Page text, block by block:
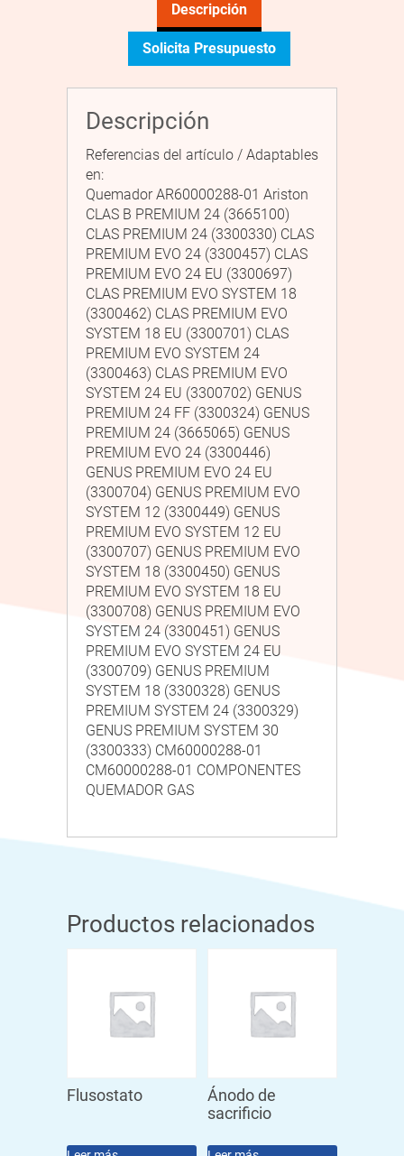
Descripción
Solicita Presupuesto
Descripción
Referencias del artículo / Adaptables
en:
Quemador AR60000288-01 Ariston
CLAS B PREMIUM 24 (3665100)
CLAS PREMIUM 24 (3300330) CLAS
PREMIUM EVO 24 (3300457) CLAS
PREMIUM EVO 24 EU (3300697)
CLAS PREMIUM EVO SYSTEM 18
(3300462) CLAS PREMIUM EVO
SYSTEM 18 EU (3300701) CLAS
PREMIUM EVO SYSTEM 24
(3300463) CLAS PREMIUM EVO
SYSTEM 24 EU (3300702) GENUS
PREMIUM 24 FF (3300324) GENUS
PREMIUM 24 (3665065) GENUS
PREMIUM EVO 24 (3300446)
GENUS PREMIUM EVO 24 EU
(3300704) GENUS PREMIUM EVO
SYSTEM 12 (3300449) GENUS
PREMIUM EVO SYSTEM 12 EU
(3300707) GENUS PREMIUM EVO
SYSTEM 18 (3300450) GENUS
PREMIUM EVO SYSTEM 18 EU
(3300708) GENUS PREMIUM EVO
SYSTEM 24 (3300451) GENUS
PREMIUM EVO SYSTEM 24 EU
(3300709) GENUS PREMIUM
SYSTEM 18 (3300328) GENUS
PREMIUM SYSTEM 24 (3300329)
GENUS PREMIUM SYSTEM 30
(3300333) CM60000288-01
CM60000288-01 COMPONENTES
QUEMADOR GAS
Productos relacionados
Flusostato
Ánodo de
sacrificio